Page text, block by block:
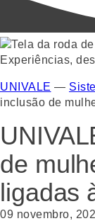
UNIVALE —
inclusão de
de
ligadas
09 novembro,